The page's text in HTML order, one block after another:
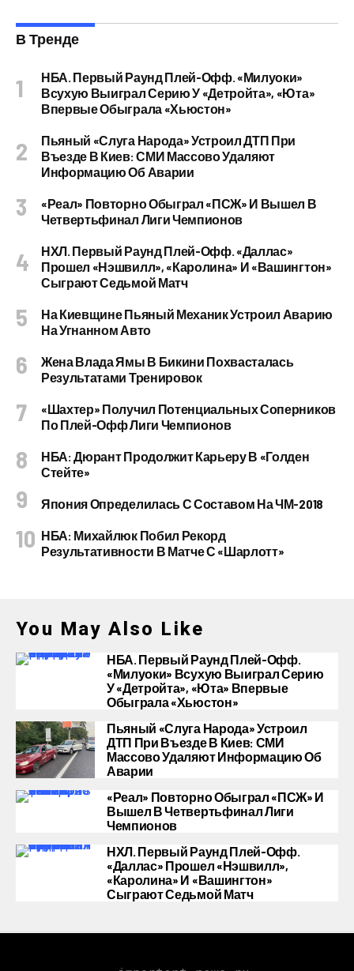
В Тренде
НБА. Первый Раунд Плей-Офф. «Милуоки»
Всухую Выиграл Серию У «Детройта», «Юта»
Впервые Обыграла «Хьюстон»
Пьяный «слуга Народа» Устроил ДТП При
Въезде В Киев: СМИ Массово Удаляют
Информацию Об Аварии
«Реал» Повторно Обыграл «ПСЖ» И Вышел В
Четвертьфинал Лиги Чемпионов
НХЛ. Первый Раунд Плей-Офф. «Даллас»
Прошел «Нэшвилл», «Каролина» И «Вашингтон»
Сыграют Седьмой Матч
На Киевщине Пьяный Механик Устроил Аварию
На Угнанном Авто
Жена Влада Ямы В Бикини Похвасталась
Результатами Тренировок
«Шахтер» Получил Потенциальных Соперников
По Плей-Офф Лиги Чемпионов
НБА: Дюрант Продолжит Карьеру В «Голден
Стейте»
Япония Определилась С Составом На ЧМ-2018
НБА: Михайлюк Побил Рекорд
Результативности В Матче С «Шарлотт»
You May Also Like
НБА. Первый Раунд Плей-Офф.
«Милуоки» Всухую Выиграл Серию
У «Детройта», «Юта» Впервые
Обыграла «Хьюстон»
Пьяный «слуга Народа» Устроил
ДТП При Въезде В Киев: СМИ
Массово Удаляют Информацию Об
Аварии
«Реал» Повторно Обыграл «ПСЖ» И
Вышел В Четвертьфинал Лиги
Чемпионов
НХЛ. Первый Раунд Плей-Офф.
«Даллас» Прошел «Нэшвилл»,
«Каролина» И «Вашингтон»
Сыграют Седьмой Матч